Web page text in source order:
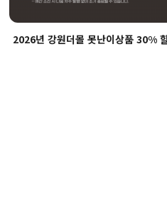
2026년 강원더몰 못난이상품 30%